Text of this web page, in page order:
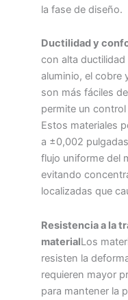
la fase de diseño.
Ductilidad y
con alta
aluminio, el cobre
son más fáciles
permite un
Estos materiales
a ±0,002
flujo uniforme del
evitando
localizadas que
Resistencia a la
materialLos
resisten la
requieren mayor
para mantener la